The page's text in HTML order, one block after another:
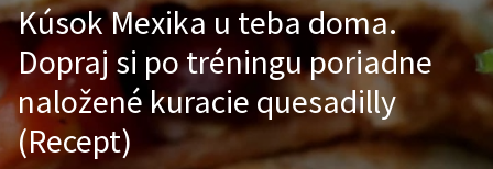
Kúsok Mexika u teba doma.
Dopraj si po tréningu poriadne
naložené kuracie quesadilly
(Recept)